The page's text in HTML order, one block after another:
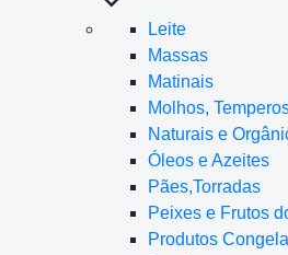
Leite
Massas
Matinais
Molhos,
Naturais e
Óleos e Azeites
Pães,Torradas
Peixes e Frutos
Produtos